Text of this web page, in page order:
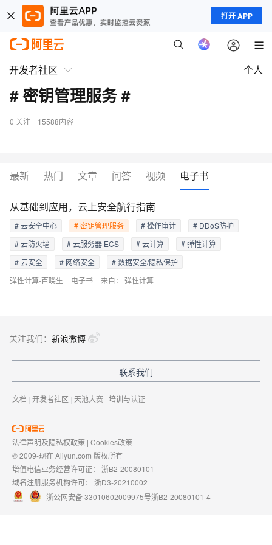
打开 APP
开发者社区 个人
# 密钥管理服务 #
0 关注 15588内容
最新 热门 文章 问答 视频 电子书
弹性计算-百晓生 电子书 来自： 弹性计算
从基础到应用，云上安全航行指南
# 云安全中心 # 密钥管理服务 # 操作审计
# DDoS防护
# 云防火墙
# 云服务器 ECS # 云计算
# 弹性计算
# 云安全
# 网络安全 # 数据安全/隐私保护
关注我们： 新浪微博
联系我们
文档 | 开发者社区 | 天池大赛 | 培训与认证
法律声明及隐私权政策 | Cookies政策
© 2009-现在 Aliyun.com 版权所有
增值电信业务经营许可证： 浙B2-20080101
域名注册服务机构许可： 浙D3-20210002
浙公网安备 33010602009975号浙B2-20080101-4